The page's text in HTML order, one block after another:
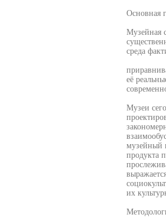
Основная
Музейная
среда
её
Музеи
музейный
продукта
их